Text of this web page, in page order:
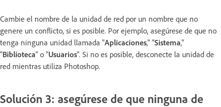
Cambie el nombre de la unidad de red por un nombre que no
genere un conflicto, si es posible. Por ejemplo, asegúrese de que no
tenga ninguna unidad llamada "Aplicaciones," "Sistema,"
"Biblioteca" o "Usuarios". Si no es posible, desconecte la unidad de
red mientras utiliza Photoshop.
Solución 3: asegúrese de que ninguna de